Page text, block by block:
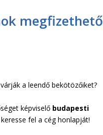
megfizethető
a leendő bekötözőiket?
képviselő budapesti
fel a cég honlapját!